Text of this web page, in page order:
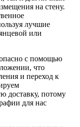
на стену.
лучшие
или
с помощью
что
и переход к
доставку, потому
для нас